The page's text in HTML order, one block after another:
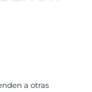
a otras